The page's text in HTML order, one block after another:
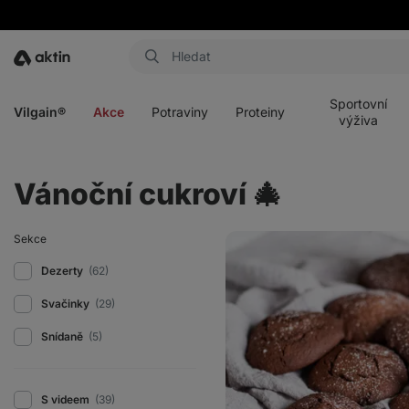
Aktin
Vilgain® Akce Potraviny Proteiny
Sportovní
výživa
Vánoční cukroví 🎄
Sekce
Dezerty (62)
Svačinky (29)
Snídaně (5)
S videem (39)
s
jemnou
chutí